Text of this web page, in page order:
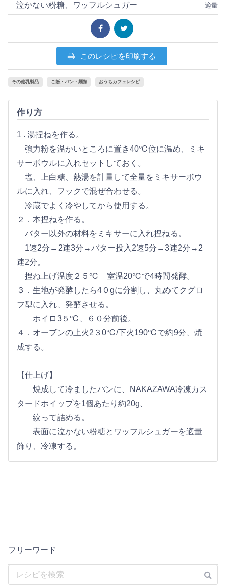
適量
泣かない粉糖、ワッフルシュガー
このレシピを印刷する
その他乳製品 ご飯・パン・麺類 おうちカフェレシピ
作り方
1 . 湯捏ねを作る。
強力粉を温かいところに置き40℃位に温め、ミキ
サーボウルに入れセットしておく。
塩、上白糖、熱湯を計量して全量をミキサーボウ
ルに入れ、フックで混ぜ合わせる。
冷蔵でよく冷やしてから使用する。
２．本捏ねを作る。
バター以外の材料をミキサーに入れ捏ねる。
1速2分→2速3分→バター投入2速5分→3速2分→2
速2分。
捏ね上げ温度２５℃ 室温20℃で4時間発酵。
３．生地が発酵したら4０gに分割し、丸めてクグロ
フ型に入れ、発酵させる。
ホイロ3５℃、６０分前後。
４．オーブンの上火2３0℃/下火190℃で約9分、焼
成する。
【仕上げ】
焼成して冷ましたパンに、NAKAZAWA冷凍カス
タードホイップを1個あたり約20g、
絞って詰める。
表面に泣かない粉糖とワッフルシュガーを適量
飾り、冷凍する。
フリーワード